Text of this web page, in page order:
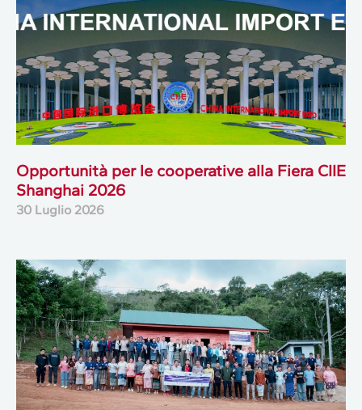
Opportunità per le cooperative alla Fiera CIIE
Shanghai 2026
30 Luglio 2026